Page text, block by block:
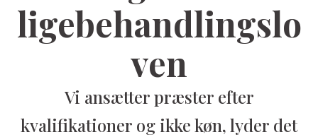
ligebehandlingslo
ven
Vi ansætter præster efter
kvalifikationer og ikke køn, lyder det